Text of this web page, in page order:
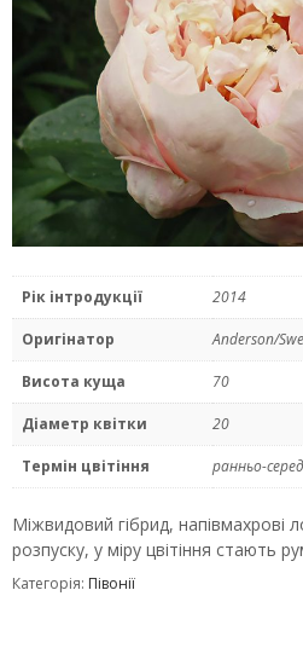
Рік інтродукції 2014
Оригінатор Anderson/
Висота куща 70
Діаметр квітки 20
Термін цвітіння ранньо-
Міжвидовий гібрид, напівмахрові
розпуску, у міру цвітіння стають
Категорія: Півонії